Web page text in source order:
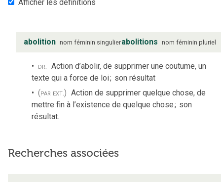
Afficher les définitions
abolition nom féminin singulierabolitions nom féminin pluriel
dr. Action d’abolir, de supprimer une coutume, un
texte qui a force de loi; son résultat
(par ext.) Action de supprimer quelque chose, de
mettre fin à l’existence de quelque chose; son
résultat.
Recherches associées